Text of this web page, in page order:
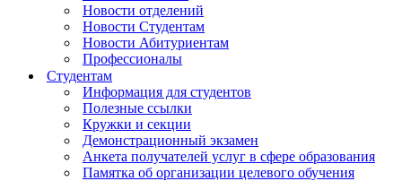
Новости отделений
Новости Студентам
Новости Абитуриентам
Профессионалы
Студентам
Информация для студентов
Полезные ссылки
Кружки и секции
Демонстрационный экзамен
Анкета получателей услуг в сфере образования
Памятка об организации целевого обучения